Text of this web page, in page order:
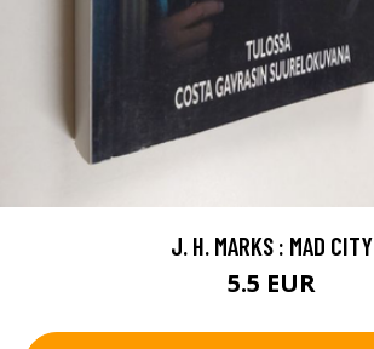
J. H. MARKS : MAD CITY
5.5 EUR